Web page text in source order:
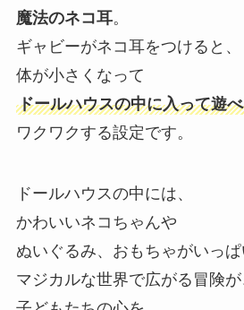
魔法のネコ耳。
ギャビーがネコ耳をつけると、
体が小さくなって
ドールハウスの中に入って遊
ワクワクする設定です。
ドールハウスの中には、
かわいいネコちゃんや
ぬいぐるみ、おもちゃがいっぱ
マジカルな世界で広がる冒険が